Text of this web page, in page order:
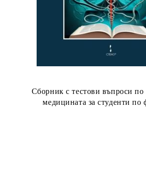
Сборник с тестови въпроси по
медицината за студенти по